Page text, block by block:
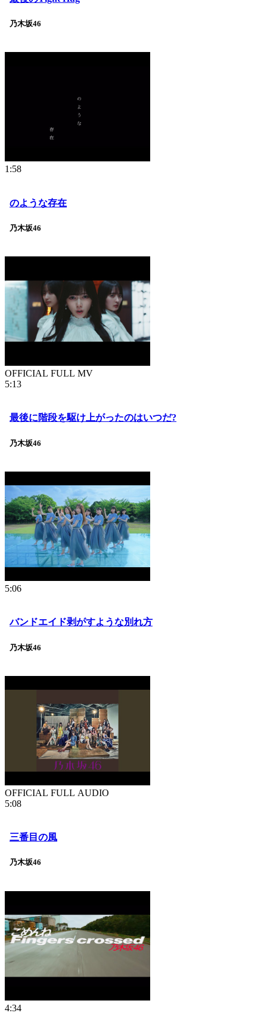
乃木坂46
1:58
のような存在
乃木坂46
OFFICIAL FULL MV
5:13
最後に階段を駆け上がったのはいつだ?
乃木坂46
5:06
バンドエイド剥がすような別れ方
乃木坂46
OFFICIAL FULL AUDIO
5:08
三番目の風
乃木坂46
4:34